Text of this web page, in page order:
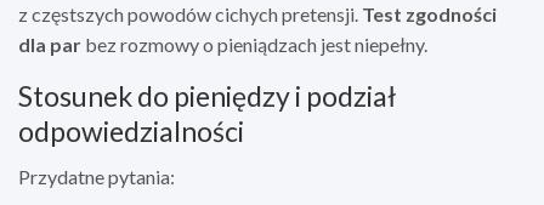
z częstszych powodów cichych pretensji. Test zgodności
dla par bez rozmowy o pieniądzach jest niepełny.
Stosunek do pieniędzy i podział
odpowiedzialności
Przydatne pytania: